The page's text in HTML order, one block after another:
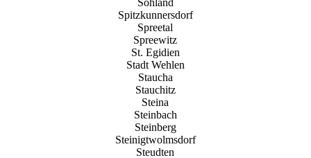
Spitzkunnersdorf
Spreetal
Spreewitz
St. Egidien
Stadt Wehlen
Staucha
Stauchitz
Steina
Steinbach
Steinberg
Steinigtwolmsdorf
Steudten